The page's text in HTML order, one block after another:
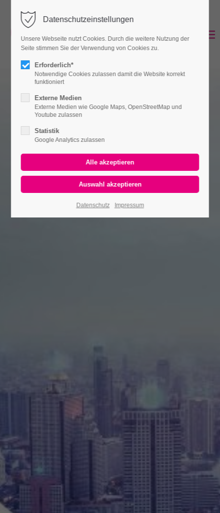
Datenschutzeinstellungen
Unsere Webseite nutzt Cookies. Durch die weitere Nutzung der
Seite stimmen Sie der Verwendung von Cookies zu.
Erforderlich*
Notwendige Cookies zulassen damit die Website korrekt
funktioniert
Externe Medien
Externe Medien wie Google Maps, OpenStreetMap und
Youtube zulassen
Statistik
Google Analytics zulassen
Datenschutz Impressum